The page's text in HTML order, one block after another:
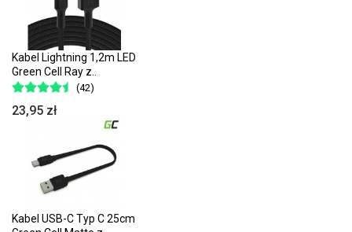
Kabel Lightning 1,2m LED
Green Cell Ray z..
(42)
23,95 zł
Kabel USB-C Typ C 25cm